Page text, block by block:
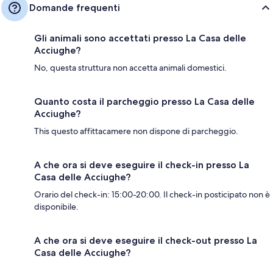
Domande frequenti
Gli animali sono accettati presso La Casa delle
Acciughe?
No, questa struttura non accetta animali domestici.
Quanto costa il parcheggio presso La Casa delle
Acciughe?
This questo affittacamere non dispone di parcheggio.
A che ora si deve eseguire il check-in presso La
Casa delle Acciughe?
Orario del check-in: 15:00-20:00. Il check-in posticipato non è
disponibile.
A che ora si deve eseguire il check-out presso La
Casa delle Acciughe?